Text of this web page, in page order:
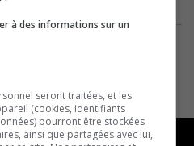
à des informations sur un
seront traitées, et les
(cookies, identifiants
pourront être stockées
ainsi que partagées avec lui,